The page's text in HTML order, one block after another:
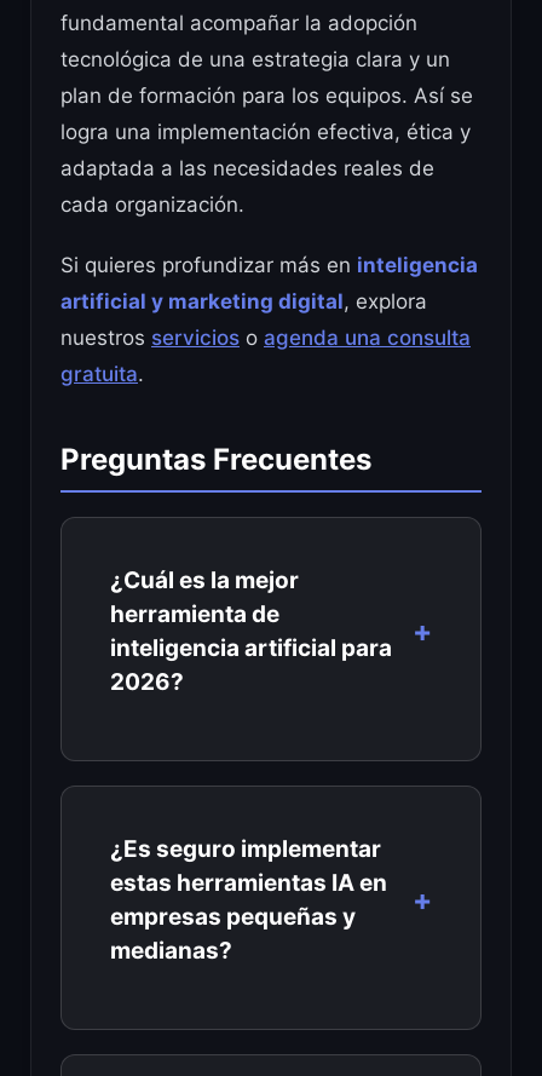
fundamental acompañar la adopción
tecnológica de una estrategia clara y un
plan de formación para los equipos. Así se
logra una implementación efectiva, ética y
adaptada a las necesidades reales de
cada organización.
Si quieres profundizar más en inteligencia
artificial y marketing digital, explora
nuestros servicios o agenda una consulta
gratuita.
Preguntas Frecuentes
¿Cuál es la mejor
herramienta de
inteligencia artificial para
2026?
¿Es seguro implementar
estas herramientas IA en
empresas pequeñas y
medianas?